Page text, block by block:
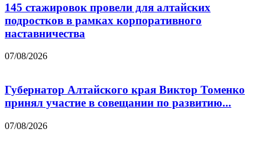
145 стажировок провели для алтайских
подростков в рамках корпоративного
наставничества
07/08/2026
Губернатор Алтайского края Виктор Томенко
принял участие в совещании по развитию...
07/08/2026